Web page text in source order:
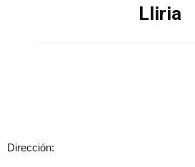
Lliria
Dirección: